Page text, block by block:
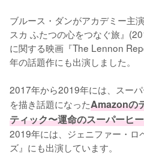
ブルース・ダンがアカデミー主
スカ ふたつの心をつなぐ旅』
に関する映画『The Lennon
年の話題作にも出演しました。
2017年から2019年には、スー
を描き話題になったAmazonの
ティック〜運命のスーパーヒ
2019年には、ジェニファー・ロ
ズ』にも出演しています。